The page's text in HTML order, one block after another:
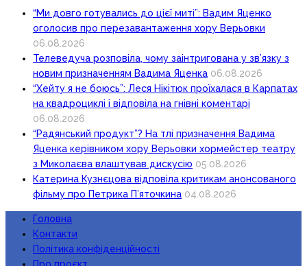
“Ми довго готувались до цієї миті”: Вадим Яценко
оголосив про перезавантаження хору Верьовки
06.08.2026
Телеведуча розповіла, чому заінтригована у зв’язку з
новим призначенням Вадима Яценка 06.08.2026
“Хейту я не боюсь”: Леся Нікітюк проїхалася в Карпатах
на квадроциклі і відповіла на гнівні коментарі
06.08.2026
“Радянський продукт”? На тлі призначення Вадима
Яценка керівником хору Верьовки хормейстер театру
з Миколаєва влаштував дискусію 05.08.2026
Катерина Кузнєцова відповіла критикам анонсованого
фільму про Петрика П’яточкина 04.08.2026
Головна
Контакти
Політика конфіденційності